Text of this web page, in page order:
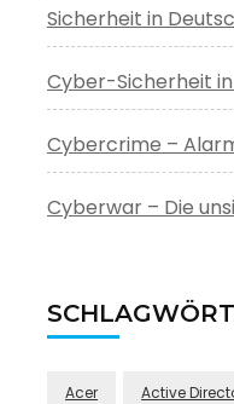
Sicherheit in
Cyber-Sicherheit
Cybercrime –
Cyberwar – Die
Acer Active